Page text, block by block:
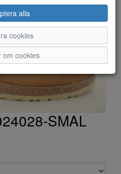
SMAL
alla
cookies
om cookies